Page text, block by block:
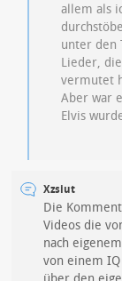
allem als
unter den
Lieder,
vermutet
Aber war
Elvis
Xzsiut
Die
Videos die
nach
von einem